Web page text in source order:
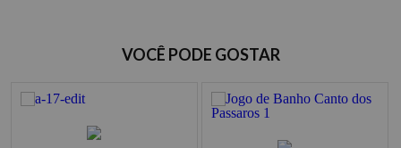
à vista R$ 369,90
VOCÊ PODE GOSTAR